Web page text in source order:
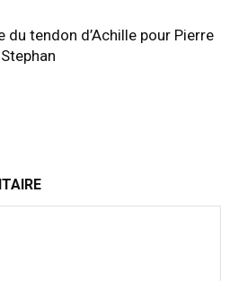
du tendon d’Achille pour Pierre